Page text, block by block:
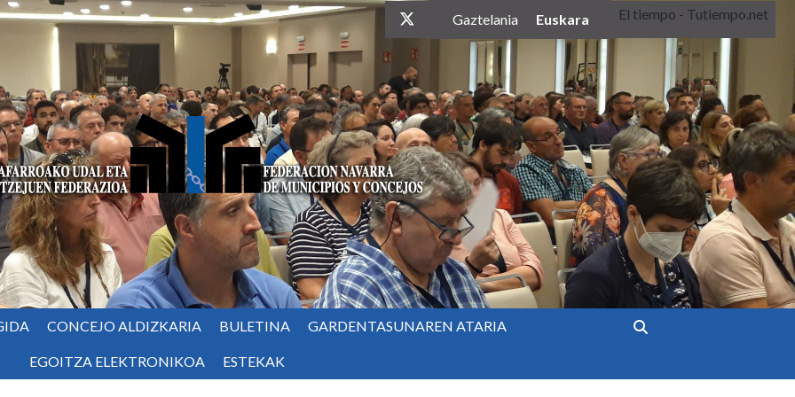
twitter
Gaztelania Euskara El tiempo - Tutiempo.net
CONCEJO ALDIZKARIA BULETINA GARDENTASUNAREN ATARIA
EGOITZA ELEKTRONIKOA ESTEKAK